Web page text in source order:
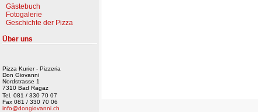
Gästebuch
Fotogalerie
Geschichte der Pizza
Über uns
Pizza Kurier - Pizzeria
Don Giovanni
Nordstrasse 1
7310 Bad Ragaz
Tel. 081 / 330 70 07
Fax 081 / 330 70 06
info@dongiovanni.ch